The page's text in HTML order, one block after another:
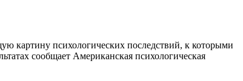
картину психологических последствий, к которыми
сообщает Американская психологическая